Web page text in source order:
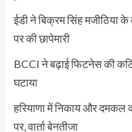
ईडी ने बिक्रम सिंह मजीठिया
पर की छापेमारी
BCCI ने बढ़ाई फिटनेस की
घटाया
हरियाणा में निकाय और दमकल
पर, वार्ता बेनतीजा